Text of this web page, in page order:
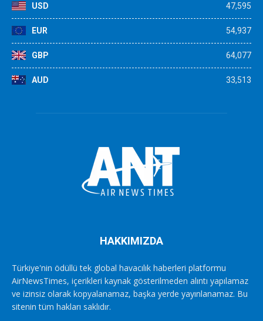
USD 47,595
EUR 54,937
GBP 64,077
AUD 33,513
HAKKIMIZDA
Türkiye'nin ödüllü tek global havacılık haberleri platformu
AirNewsTimes, içerikleri kaynak gösterilmeden alıntı yapılamaz
ve izinsiz olarak kopyalanamaz, başka yerde yayınlanamaz. Bu
sitenin tüm hakları saklıdır.